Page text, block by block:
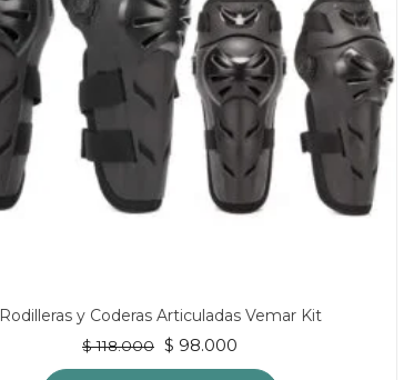
Rodilleras y Coderas Articuladas Vemar Kit
$118.000
El
precio
$ 98.000
precio